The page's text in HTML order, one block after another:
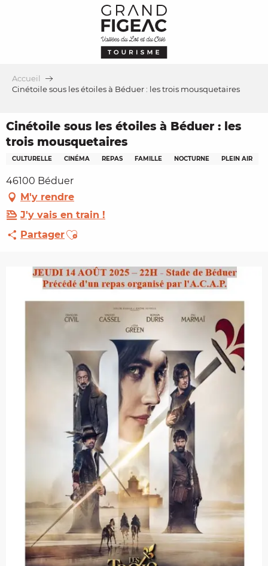
Accueil
Cinétoile sous les étoiles à Béduer : les trois mousquetaires
Cinétoile sous les étoiles à Béduer : les
trois mousquetaires
CULTURELLE CINÉMA REPAS FAMILLE NOCTURNE PLEIN AIR
46100 Béduer
M'y rendre
J'y vais en train !
PartagerAjouter aux favoris